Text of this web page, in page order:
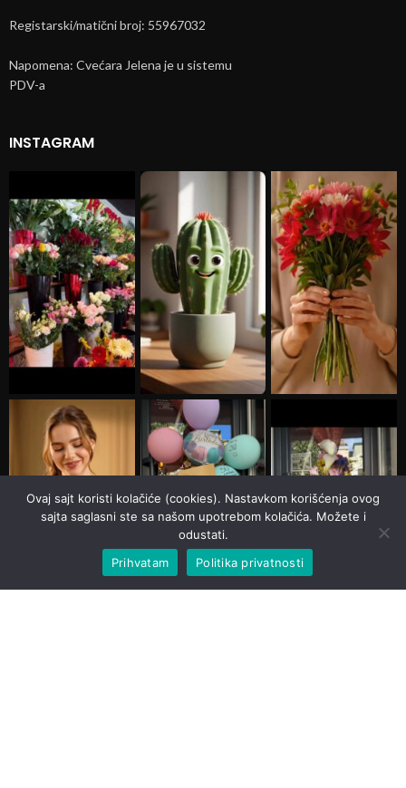
Registarski/matični broj: 55967032
Napomena: Cvećara Jelena je u sistemu
PDV-a
INSTAGRAM
Ovaj sajt koristi kolačiće (cookies). Nastavkom korišćenja ovog
sajta saglasni ste sa našom upotrebom kolačića. Možete i
odustati.
Prihvatam
Politika privatnosti